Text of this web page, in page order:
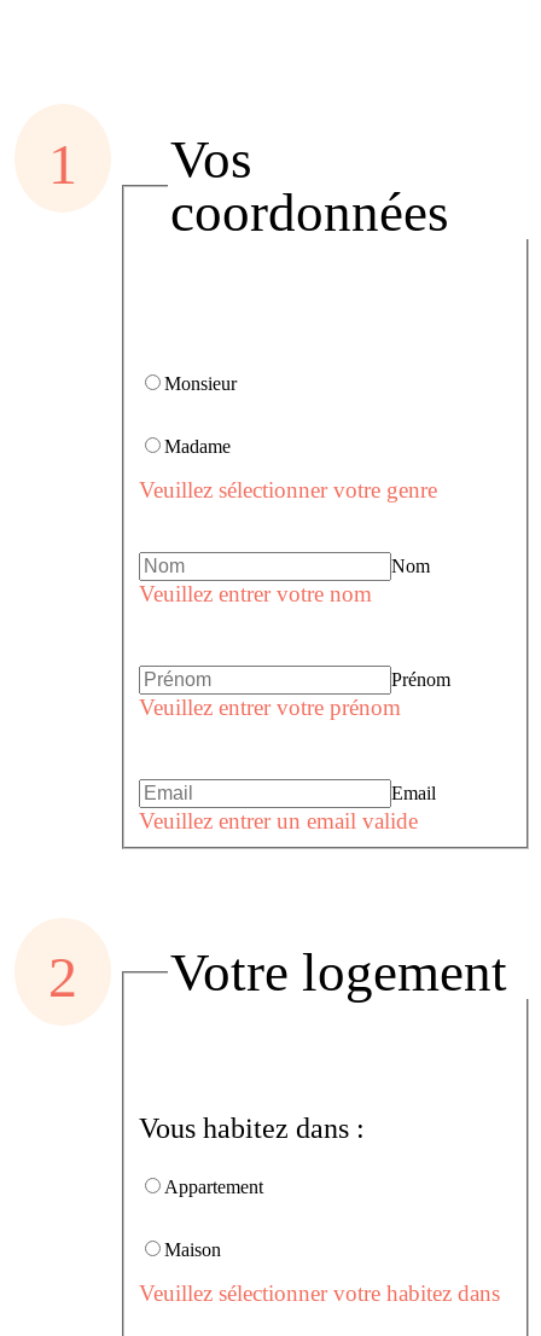
Vos
coordonnées
Monsieur
Madame
Veuillez sélectionner votre genre
Nom
Veuillez entrer votre nom
Prénom
Veuillez entrer votre prénom
Email
Veuillez entrer un email valide
Votre logement
Vous habitez dans :
Appartement
Maison
Veuillez sélectionner votre habitez dans